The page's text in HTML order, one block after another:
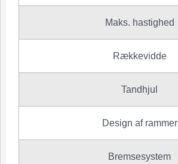
Maks. hastighed
Rækkevidde
Tandhjul
Design af rammer
Bremsesystem